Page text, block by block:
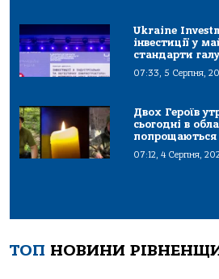
Ukraine
інвестиції у
стандарти
07:33, 5 Серпня,
Двох Героїв
сьогодні в
попрощаються
07:12, 4 Серпня,
ТОП НОВИНИ